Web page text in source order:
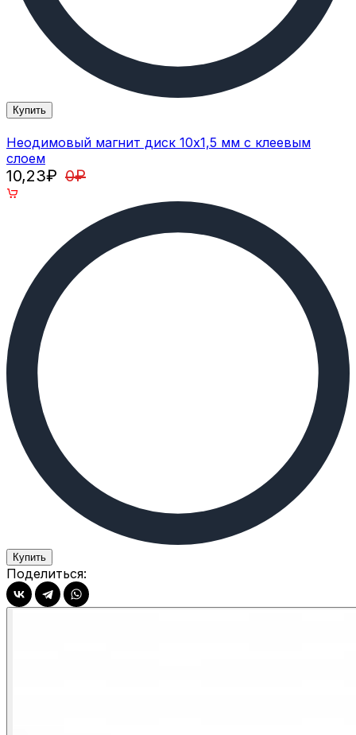
Купить
Неодимовый магнит диск 10х1,5 мм с клеевым
слоем
10,23₽ 0₽
Купить
Поделиться: